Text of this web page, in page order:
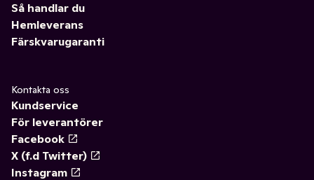
Så handlar du
Hemleverans
Färskvarugaranti
Kontakta oss
Kundservice
För leverantörer
Facebook
X (f.d Twitter)
Instagram